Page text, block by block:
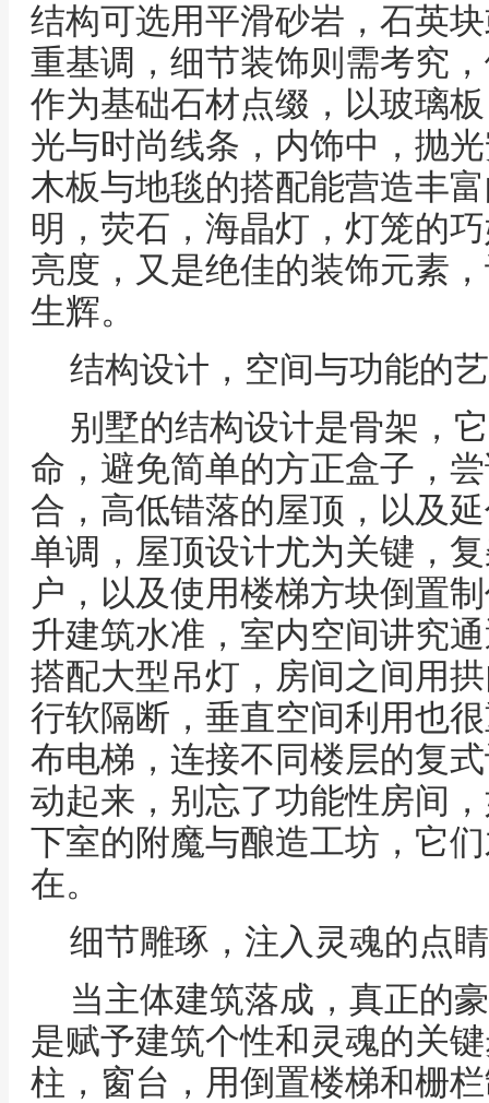
结构可选用平滑砂岩，石英
重基调，细节装饰则需考究
作为基础石材点缀，以玻璃
光与时尚线条，内饰中，抛
木板与地毯的搭配能营造丰
明，荧石，海晶灯，灯笼的
亮度，又是绝佳的装饰元素
生辉。
结构设计，空间与功能的
别墅的结构设计是骨架，
命，避免简单的方正盒子，
合，高低错落的屋顶，以及
单调，屋顶设计尤为关键，
户，以及使用楼梯方块倒置
升建筑水准，室内空间讲究
搭配大型吊灯，房间之间用
行软隔断，垂直空间利用也
布电梯，连接不同楼层的复
动起来，别忘了功能性房间
下室的附魔与酿造工坊，它
在。
细节雕琢，注入灵魂的点
当主体建筑落成，真正的
是赋予建筑个性和灵魂的关
柱，窗台，用倒置楼梯和栅